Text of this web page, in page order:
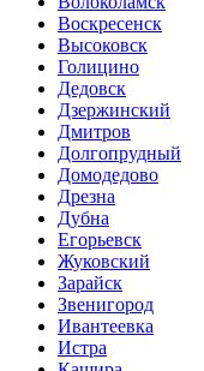
Воскресенск
Высоковск
Голицино
Дедовск
Дзержинский
Дмитров
Долгопрудный
Домодедово
Дрезна
Дубна
Егорьевск
Жуковский
Зарайск
Звенигород
Ивантеевка
Истра